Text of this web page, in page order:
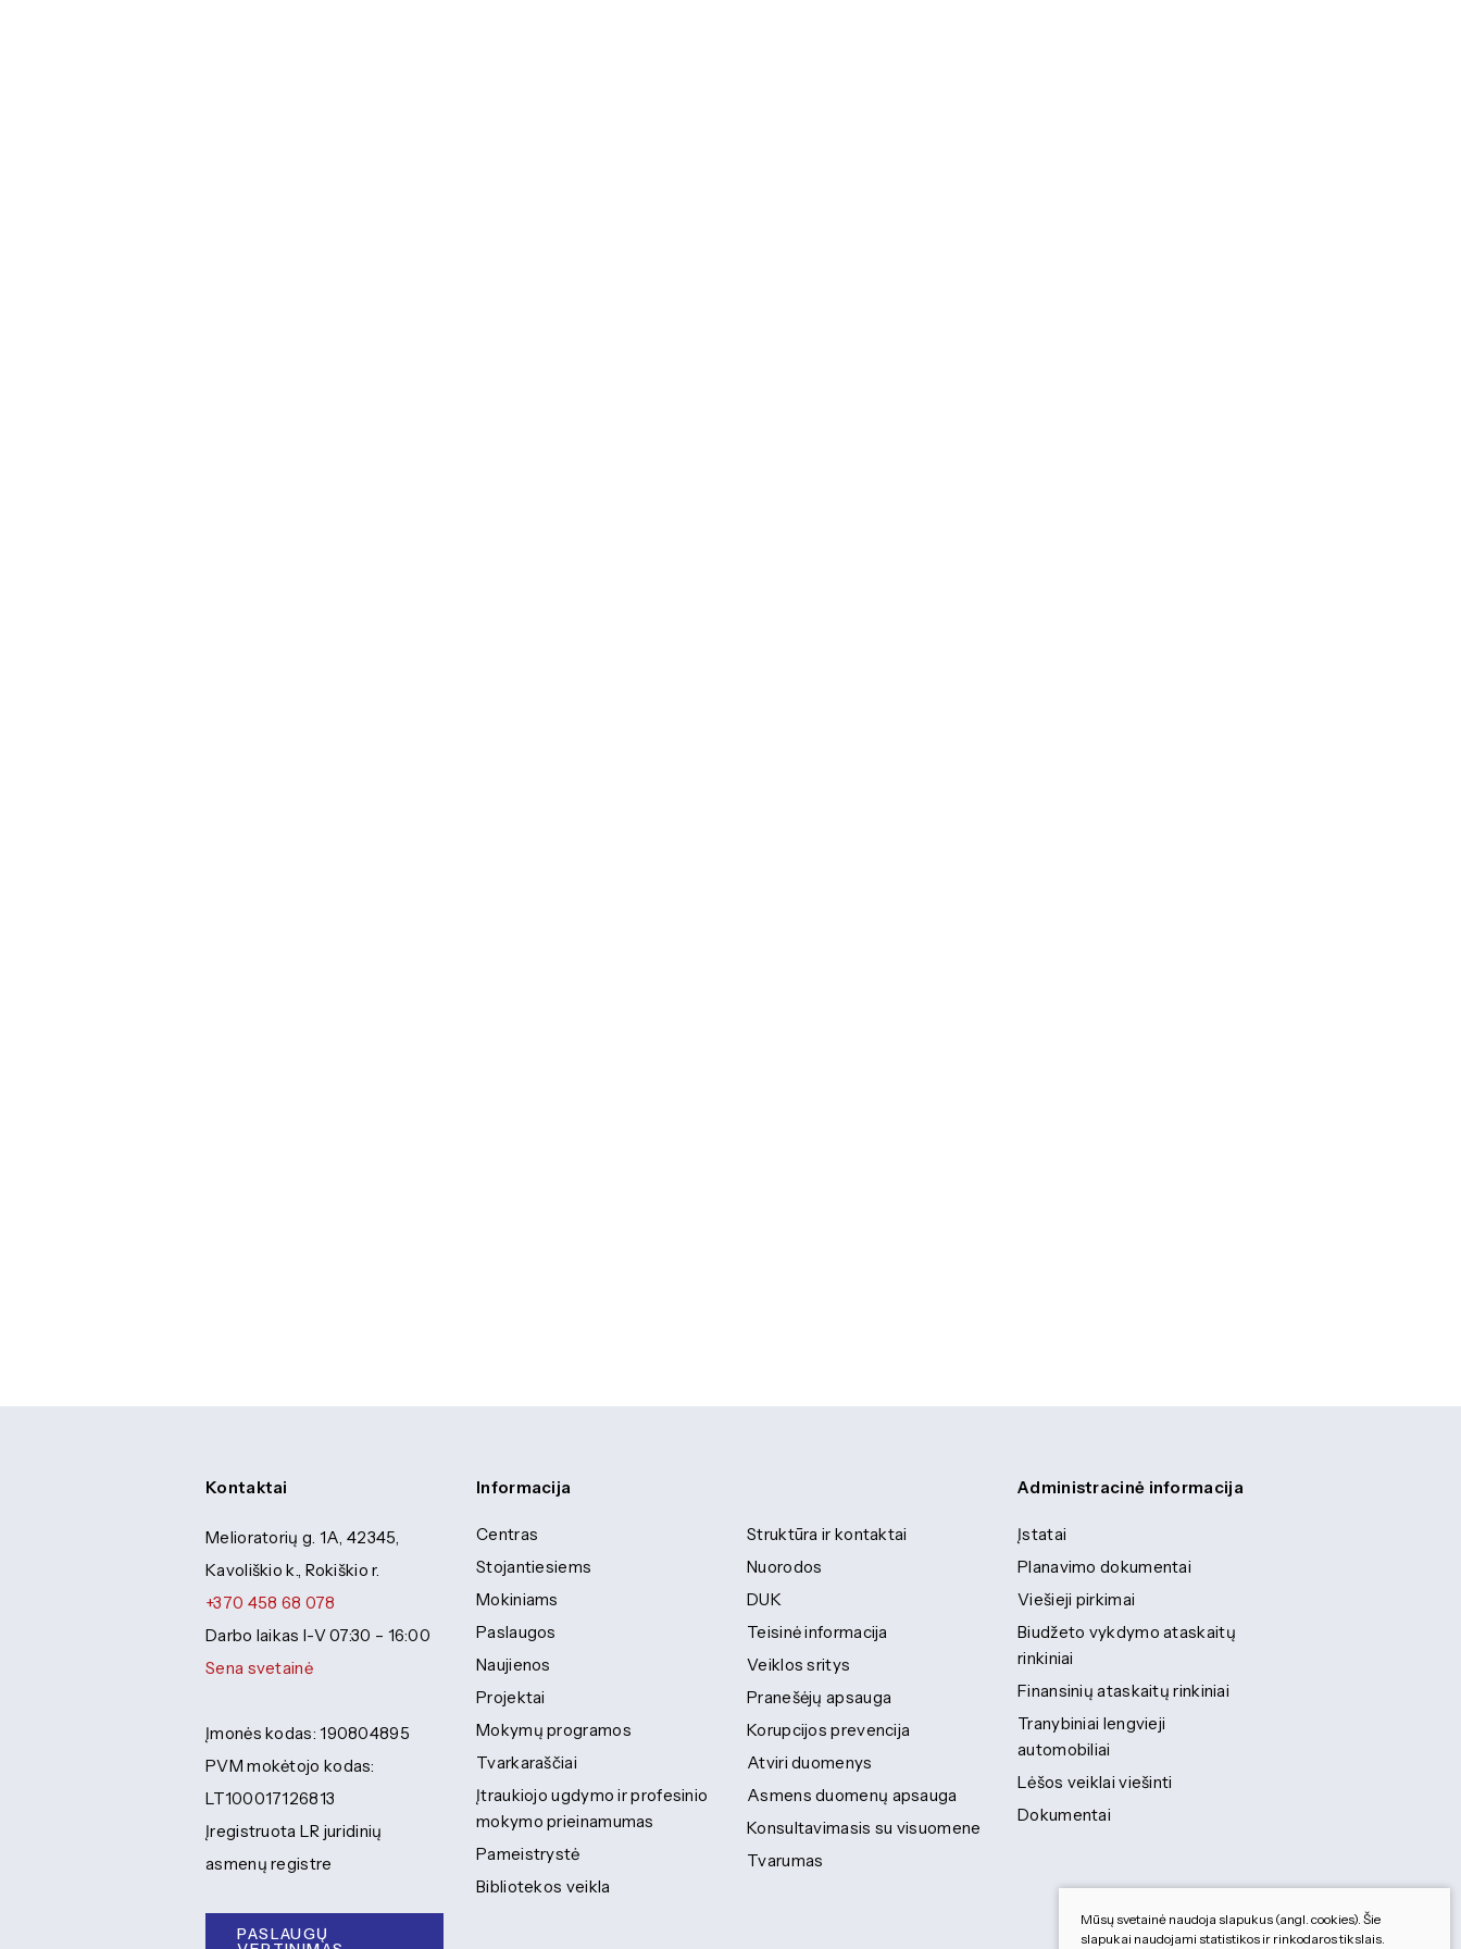
Kontaktai
Melioratorių g. 1A, 42345,
Kavoliškio k., Rokiškio r.
+370 458 68 078
Darbo laikas I-V 07:30 – 16:00
Sena svetainė
Įmonės kodas: 190804895
PVM mokėtojo kodas:
LT100017126813
Įregistruota LR juridinių
asmenų registre
PASLAUGŲ
Informacija
Centras
Stojantiesiems
Mokiniams
Paslaugos
Naujienos
Projektai
Mokymų programos
Tvarkaraščiai
Įtraukiojo ugdymo ir profesinio
mokymo prieinamumas
Pameistrystė
Bibliotekos veikla
Struktūra ir kontaktai
Nuorodos
DUK
Teisinė informacija
Veiklos sritys
Pranešėjų apsauga
Korupcijos prevencija
Atviri duomenys
Asmens duomenų apsauga
Konsultavimasis su visuomene
Tvarumas
Administracinė informacija
Įstatai
Planavimo dokumentai
Viešieji pirkimai
Biudžeto vykdymo ataskaitų
rinkiniai
Finansinių ataskaitų rinkiniai
Tranybiniai lengvieji
automobiliai
Lėšos veiklai viešinti
Dokumentai
Mūsų svetainė naudoja slapukus (angl. cookies). Šie
slapukai naudojami statistikos ir rinkodaros tikslais.